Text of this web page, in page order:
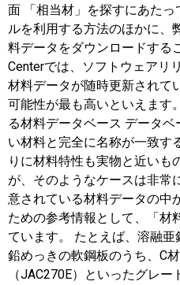
面 「相当材」を探すにあた
ルを利用する方法のほかに、
料データをダウンロードする
Centerでは、ソフトウェアリ
材料データが随時更新されて
可能性が最も高いといえま
る材料データベース データ
い材料と完全に名称が一致す
りに材料特性も実物と近いも
が、そのようなケースは非常
意されている材料データの中
ための参考情報として、「材
ています。 たとえば、溶融
鉛めっきの軟鋼板のうち、C
（JAC270E）といったグレ